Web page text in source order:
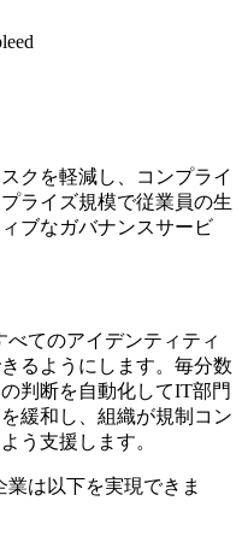
クを軽減し、コンプライ
ライズ規模で従業員の生
ブなガバナンスサービ
べてのアイデンティティ
るようにします。毎分数
判断を自動化してIT部門
緩和し、組織が規制コン
う支援します。
業は以下を実現できま